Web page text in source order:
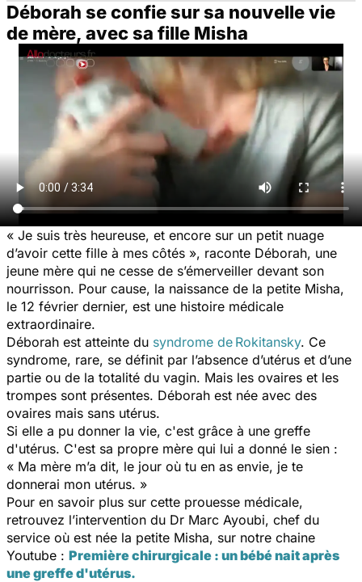
Déborah se confie sur sa nouvelle vie
de mère, avec sa fille Misha
« Je suis très heureuse, et encore sur un petit nuage
d’avoir cette fille à mes côtés », raconte Déborah, une
jeune mère qui ne cesse de s’émerveiller devant son
nourrisson. Pour cause, la naissance de la petite Misha,
le 12 février dernier, est une histoire médicale
extraordinaire.
Déborah est atteinte du syndrome de Rokitansky. Ce
syndrome, rare, se définit par l’absence d’utérus et d’une
partie ou de la totalité du vagin. Mais les ovaires et les
trompes sont présentes. Déborah est née avec des
ovaires mais sans utérus.
Si elle a pu donner la vie, c'est grâce à une greffe
d'utérus. C'est sa propre mère qui lui a donné le sien :
« Ma mère m’a dit, le jour où tu en as envie, je te
donnerai mon utérus. »
Pour en savoir plus sur cette prouesse médicale,
retrouvez l’intervention du Dr Marc Ayoubi, chef du
service où est née la petite Misha, sur notre chaine
Youtube : Première chirurgicale : un bébé nait après
une greffe d'utérus.